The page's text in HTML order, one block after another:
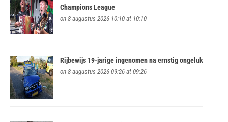
Champions League
on 8 augustus 2026 10:10 at 10:10
Rijbewijs 19-jarige ingenomen na ernstig ongeluk
on 8 augustus 2026 09:26 at 09:26